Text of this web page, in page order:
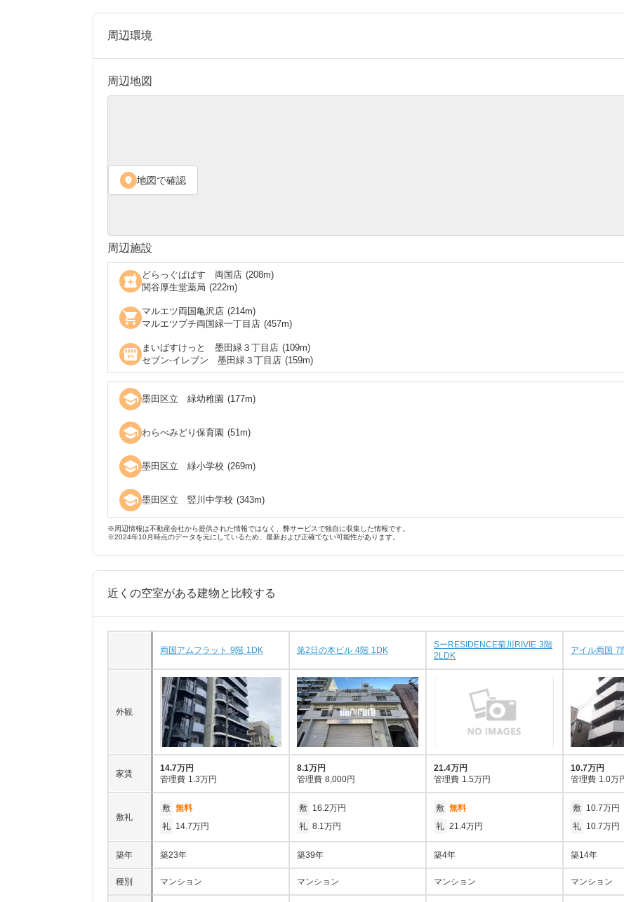
周辺環境
周辺地図
location_on 地図で確認
周辺施設
local_pharmacy どらっぐぱぱす 両国店 (208m)
関谷厚生堂薬局 (222m)
shopping_cart マルエツ両国亀沢店 (214m)
マルエツプチ両国緑一丁目店 (457m)
local_convenience_store まいばすけっと 墨田緑３丁目店 (109m)
セブン‐イレブン 墨田緑３丁目店 (159m)
school 墨田区立 緑幼稚園 (177m)
school わらべみどり保育園 (51m)
school 墨田区立 緑小学校 (269m)
school 墨田区立 竪川中学校 (343m)
※周辺情報は不動産会社から提供された情報ではなく、弊サービスで独自に収集した情報です。
※2024年10月時点のデータを元にしているため、最新および正確でない可能性があります。
近くの空室がある建物と比較する
両国アムフラット 9階 1DK 第2日の本ビル 4階 1DK
SーRESIDENCE菊川RIVIE 3階
2LDK
アイル両国 7
外観
家賃
14.7万円
管理費 1.3万円
8.1万円
管理費 8,000円
21.4万円
管理費 1.5万円
10.7万円
管理費 1.0万
敷礼
敷 無料
礼 14.7万円
敷 16.2万円
礼 8.1万円
敷 無料
礼 21.4万円
敷 10.7万円
礼 10.7万円
築年 築23年 築39年 築4年 築14年
種別 マンション マンション マンション マンション